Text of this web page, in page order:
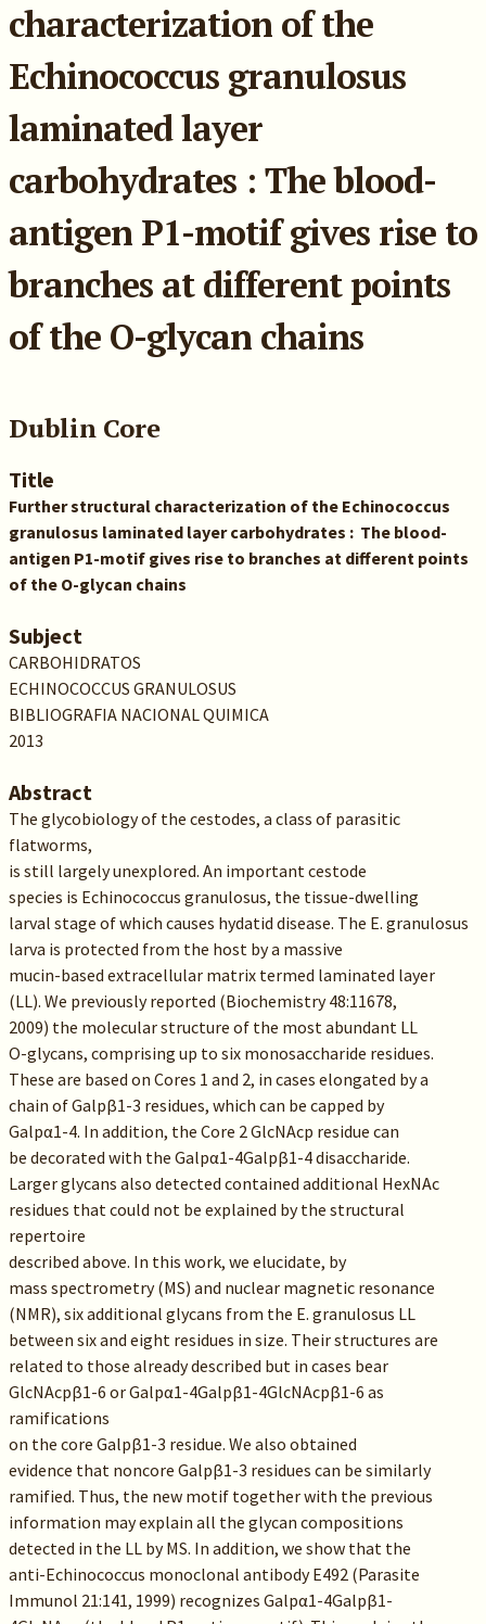
characterization of the
Echinococcus granulosus
laminated layer
carbohydrates : The blood-
antigen P1-motif gives rise to
branches at different points
of the O-glycan chains
Dublin Core
Title
Further structural characterization of the Echinococcus
granulosus laminated layer carbohydrates : The blood-
antigen P1-motif gives rise to branches at different points
of the O-glycan chains
Subject
CARBOHIDRATOS
ECHINOCOCCUS GRANULOSUS
BIBLIOGRAFIA NACIONAL QUIMICA
2013
Abstract
The glycobiology of the cestodes, a class of parasitic
flatworms,
is still largely unexplored. An important cestode
species is Echinococcus granulosus, the tissue-dwelling
larval stage of which causes hydatid disease. The E. granulosus
larva is protected from the host by a massive
mucin-based extracellular matrix termed laminated layer
(LL). We previously reported (Biochemistry 48:11678,
2009) the molecular structure of the most abundant LL
O-glycans, comprising up to six monosaccharide residues.
These are based on Cores 1 and 2, in cases elongated by a
chain of Galpβ1-3 residues, which can be capped by
Galpα1-4. In addition, the Core 2 GlcNAcp residue can
be decorated with the Galpα1-4Galpβ1-4 disaccharide.
Larger glycans also detected contained additional HexNAc
residues that could not be explained by the structural
repertoire
described above. In this work, we elucidate, by
mass spectrometry (MS) and nuclear magnetic resonance
(NMR), six additional glycans from the E. granulosus LL
between six and eight residues in size. Their structures are
related to those already described but in cases bear
GlcNAcpβ1-6 or Galpα1-4Galpβ1-4GlcNAcpβ1-6 as
ramifications
on the core Galpβ1-3 residue. We also obtained
evidence that noncore Galpβ1-3 residues can be similarly
ramified. Thus, the new motif together with the previous
information may explain all the glycan compositions
detected in the LL by MS. In addition, we show that the
anti-Echinococcus monoclonal antibody E492 (Parasite
Immunol 21:141, 1999) recognizes Galpα1-4Galpβ1-